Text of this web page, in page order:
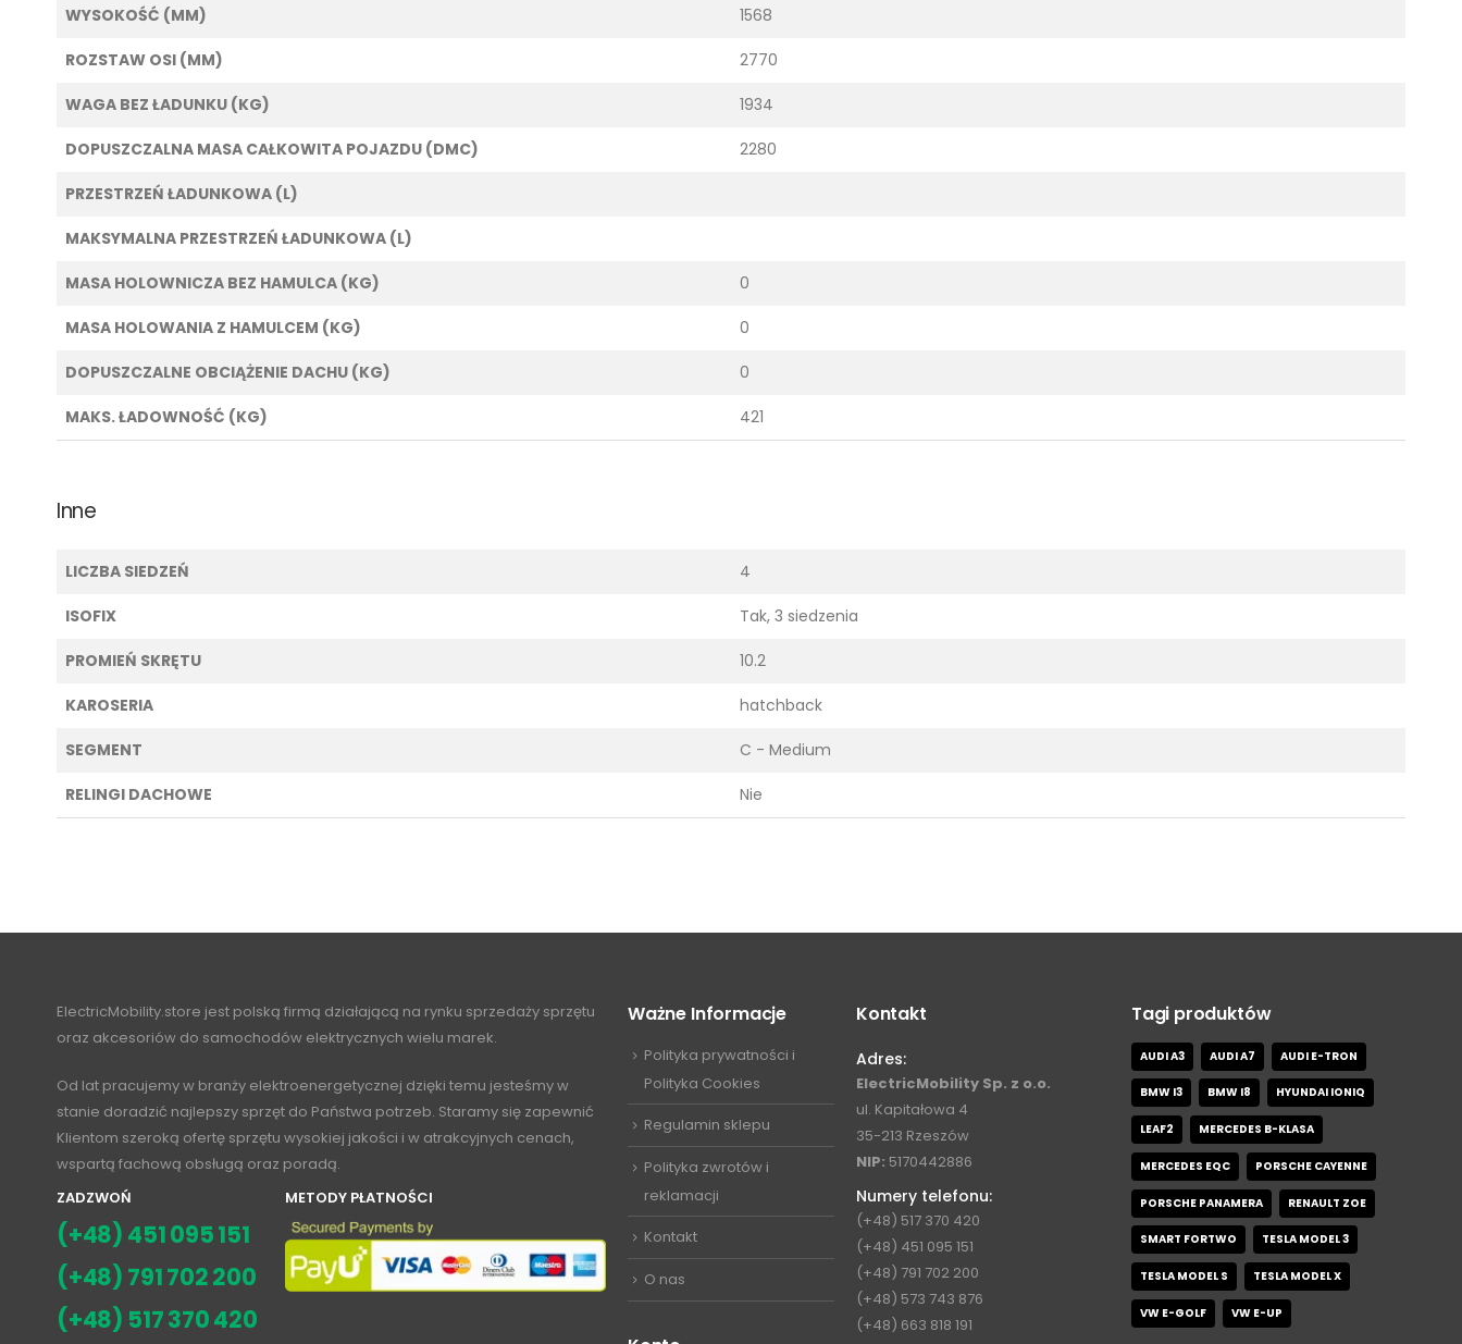
WYSOKOŚĆ (MM) 1568
ROZSTAW OSI (MM) 2770
WAGA BEZ ŁADUNKU (KG) 1934
DOPUSZCZALNA MASA CAŁKOWITA POJAZDU (DMC) 2280
PRZESTRZEŃ ŁADUNKOWA (L)
MAKSYMALNA PRZESTRZEŃ ŁADUNKOWA (L)
MASA HOLOWNICZA BEZ HAMULCA (KG) 0
MASA HOLOWANIA Z HAMULCEM (KG) 0
DOPUSZCZALNE OBCIĄŻENIE DACHU (KG) 0
MAKS. ŁADOWNOŚĆ (KG) 421
Inne
LICZBA SIEDZEŃ 4
ISOFIX Tak, 3 siedzenia
PROMIEŃ SKRĘTU 10.2
KAROSERIA hatchback
SEGMENT C - Medium
RELINGI DACHOWE Nie
ElectricMobility.store jest polską firmą działającą na rynku sprzedaży sprzętu
oraz akcesoriów do samochodów elektrycznych wielu marek.
Od lat pracujemy w branży elektroenergetycznej dzięki temu jesteśmy w
stanie doradzić najlepszy sprzęt do Państwa potrzeb. Staramy się zapewnić
Klientom szeroką ofertę sprzętu wysokiej jakości i w atrakcyjnych cenach,
wspartą fachową obsługą oraz poradą.
ZADZWOŃ
(+48) 451 095 151
(+48) 791 702 200
(+48) 517 370 420
METODY PŁATNOŚCI
Ważne Informacje
Polityka prywatności i
Polityka Cookies
Regulamin sklepu
Polityka zwrotów i
reklamacji
Kontakt
O nas
Kontakt
Adres:
ElectricMobility Sp. z o.o.
ul. Kapitałowa 4
35-213 Rzeszów
NIP: 5170442886
Numery telefonu:
(+48) 517 370 420
(+48) 451 095 151
(+48) 791 702 200
(+48) 573 743 876
(+48) 663 818 191
Tagi produktów
AUDI A3 AUDI A7 AUDI E-TRON
BMW I3 BMW I8 HYUNDAI IONIQ
LEAF2 MERCEDES B-KLASA
MERCEDES EQC PORSCHE CAYENNE
PORSCHE PANAMERA RENAULT ZOE
SMART FORTWO TESLA MODEL 3
TESLA MODEL S TESLA MODEL X
VW E-GOLF VW E-UP